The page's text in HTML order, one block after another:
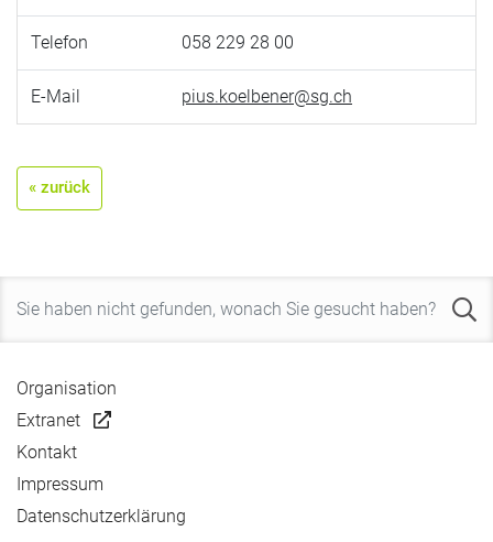
Telefon 058 229 28 00
E-Mail pius.koelbener@sg.ch
« zurück
Organisation
Extranet
Kontakt
Impressum
Datenschutzerklärung